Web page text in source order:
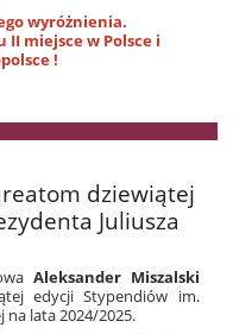
wyróżnienia.
II miejsce w Polsce i
!
dziewiątej
Juliusza
Aleksander Miszalski
edycji Stypendiów im.
na lata 2024/2025.